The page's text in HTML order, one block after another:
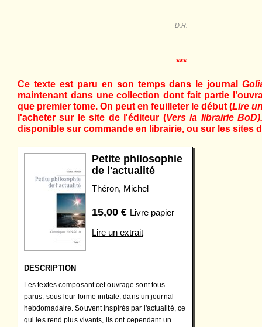
D.R.
***
Ce texte est paru en son temps dans le journal
maintenant dans une collection dont fait partie
que premier tome. On peut en feuilleter le début (Lire
l'acheter sur le site de l'éditeur (Vers la librairie
disponible sur commande en librairie, ou sur les sites
Petite philosophie
de l'actualité
Théron, Michel
15,00 € Livre papier
Lire un extrait
DESCRIPTION
Les textes composant cet ouvrage sont tous
parus, sous leur forme initiale, dans un journal
hebdomadaire. Souvent inspirés par l'actualité, ce
qui les rend plus vivants, ils ont cependant un